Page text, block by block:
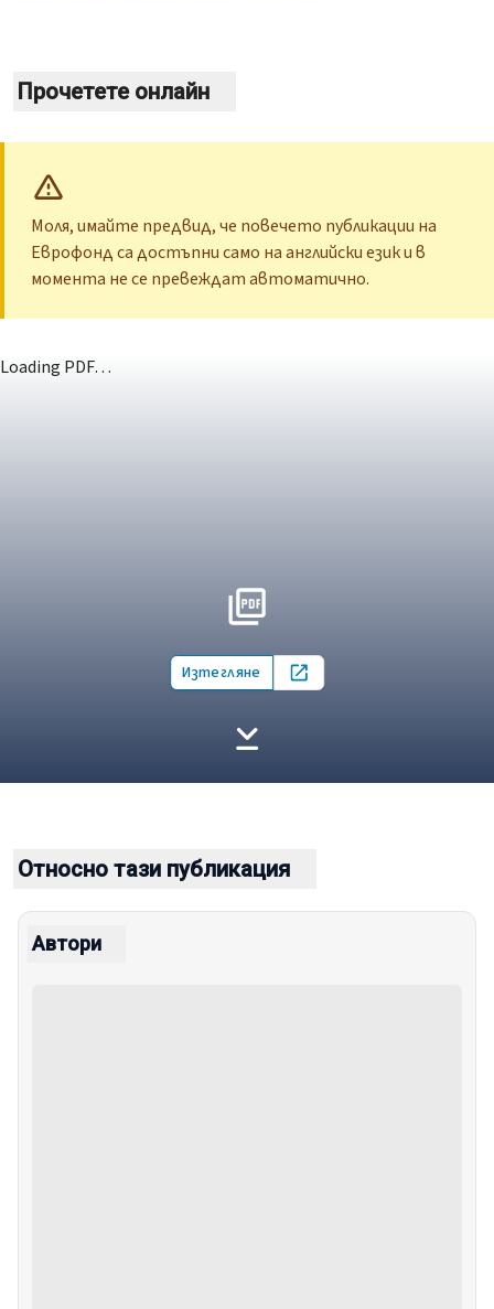
Прочетете онлайн
Моля, имайте предвид, че повечето публикации на
Еврофонд са достъпни само на английски език и в
момента не се превеждат автоматично.
Loading PDF…
Изтегляне Open in new tab
Относно тази публикация
Автори